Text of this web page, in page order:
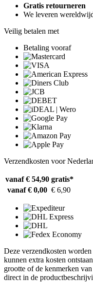
Gratis retourneren
We leveren
Veilig betalen met
Betaling vooraf
Verzendkosten voor
vanaf € 54,90 gratis*
vanaf € 0,00 € 6,90
Deze verzendkosten
kunnen extra kosten
grootte of de kenmerken
direct in de